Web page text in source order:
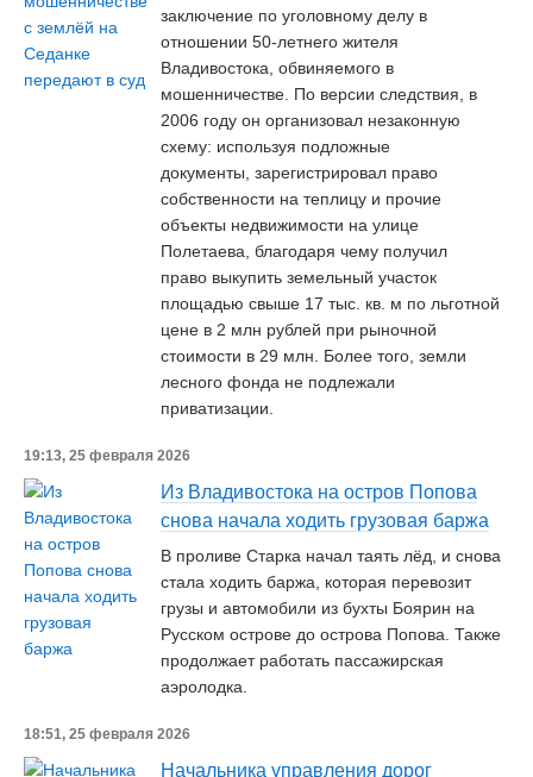
заключение по уголовному делу в
отношении 50-летнего жителя
Владивостока, обвиняемого в
мошенничестве. По версии следствия, в
2006 году он организовал незаконную
схему: используя подложные
документы, зарегистрировал право
собственности на теплицу и прочие
объекты недвижимости на улице
Полетаева, благодаря чему получил
право выкупить земельный участок
площадью свыше 17 тыс. кв. м по льготной
цене в 2 млн рублей при рыночной
стоимости в 29 млн. Более того, земли
лесного фонда не подлежали
приватизации.
19:13, 25 февраля 2026
Из Владивостока на остров Попова
снова начала ходить грузовая баржа
В проливе Старка начал таять лёд, и снова
стала ходить баржа, которая перевозит
грузы и автомобили из бухты Боярин на
Русском острове до острова Попова. Также
продолжает работать пассажирская
аэролодка.
18:51, 25 февраля 2026
Начальника управления дорог